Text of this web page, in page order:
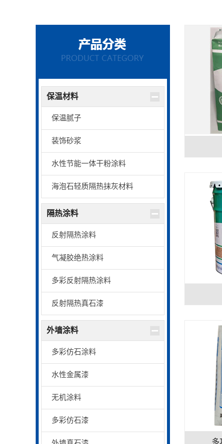
保温材料
保温腻子
装饰砂浆
水性节能一体干粉涂料
海泡石轻质隔热抹灰材料
隔热涂料
反射隔热涂料
气凝胶绝热涂料
多彩反射隔热涂料
反射隔热真石漆
外墙涂料
多彩仿石涂料
水性金属漆
无机涂料
多彩仿石漆
多